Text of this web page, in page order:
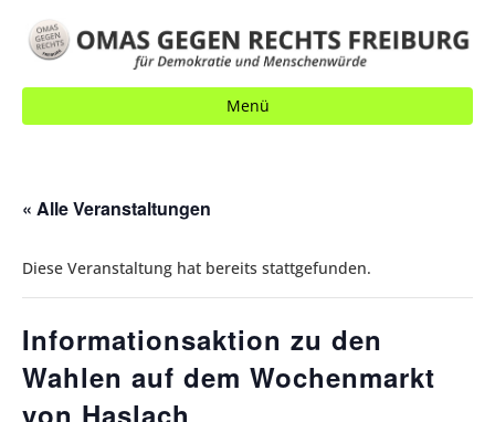
Menü
« Alle Veranstaltungen
Diese Veranstaltung hat bereits stattgefunden.
Informationsaktion zu den
Wahlen auf dem Wochenmarkt
von Haslach